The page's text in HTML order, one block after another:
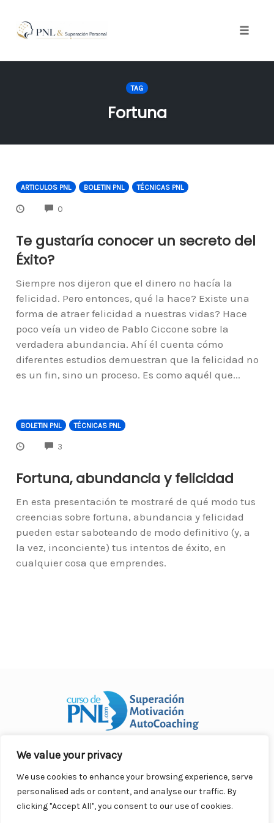
We value your privacy
We use cookies to enhance your browsing experience, serve
personalised ads or content, and analyse our traffic. By
clicking "Accept All", you consent to our use of cookies.
TAG
Fortuna
ARTICULOS PNL BOLETIN PNL TÉCNICAS PNL
0
Te gustaría conocer un secreto del
Éxito?
Siempre nos dijeron que el dinero no hacía la
felicidad. Pero entonces, qué la hace? Existe una
forma de atraer felicidad a nuestras vidas? Hace
poco veía un video de Pablo Ciccone sobre la
verdadera abundancia. Ahí él cuenta cómo
diferentes estudios demuestran que la felicidad no
es un fin, sino un proceso. Es como aquél que...
BOLETIN PNL TÉCNICAS PNL
3
Fortuna, abundancia y felicidad
En esta presentación te mostraré de qué modo tus
creencias sobre fortuna, abundancia y felicidad
pueden estar saboteando de modo definitivo (y, a
la vez, inconciente) tus intentos de éxito, en
cualquier cosa que emprendes.
Curso Práctico de PNL a distancia
derechos reservados.
Contacto |
Privacidad | Términos Legales |
Antispam |
Responsabilidad